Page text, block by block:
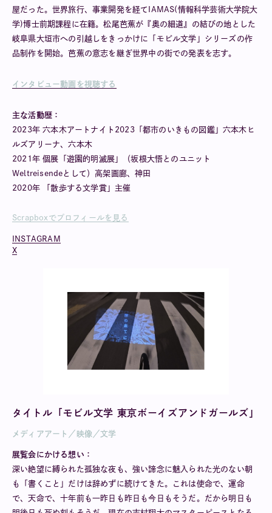
屋だった。世界旅行、事業開発を経てIAMAS(情報科学芸術大学院大
学)博士前期課程に在籍。松尾芭蕉が『奥の細道』の結びの地とした
岐阜県大垣市への引越しをきっかけに「モビル文学」シリーズの作
品制作を開始。芭蕉の意志を継ぎ世界中の街での発表を志す。
インタビュー動画を視聴する
主な活動歴：
2023年 六本木アートナイト2023「都市のいきもの図鑑」六本木ヒ
ルズアリーナ、六本木
2021年 個展「遊園的明滅展」（坂根大悟とのユニット
Weltreisendeとして）高架画廊、神田
2020年 「散歩する文学賞」主催
Scrapboxでプロフィールを見る
INSTAGRAM
X
タイトル「モビル文学 東京ボーイズアンドガールズ」
メディアアート／映像／文学
展覧会にかける想い：
深い絶望に縛られた孤独な夜も、強い諦念に魅入られた光のない朝
も「書くこと」だけは辞めずに続けてきた。これは使命で、運命
で、天命で、十年前も一昨日も昨日も今日もそうだ。だから明日も